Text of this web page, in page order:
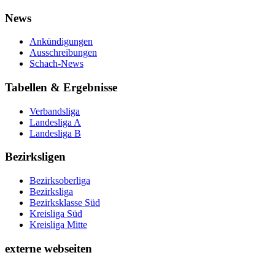
News
Ankündigungen
Ausschreibungen
Schach-News
Tabellen & Ergebnisse
Verbandsliga
Landesliga A
Landesliga B
Bezirksligen
Bezirksoberliga
Bezirksliga
Bezirksklasse Süd
Kreisliga Süd
Kreisliga Mitte
externe webseiten